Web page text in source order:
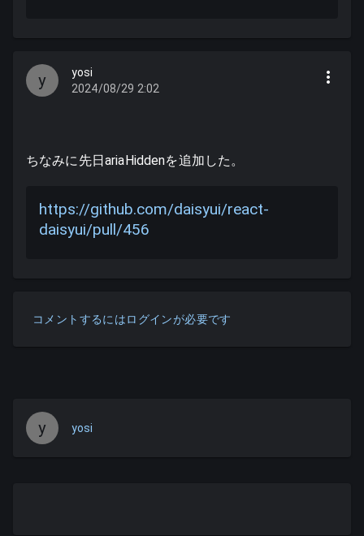
y
yosi
2024/08/29 2:02
ちなみに先日ariaHiddenを追加した。
https://github.com/daisyui/react-
daisyui/pull/456
コメントするにはログインが必要です
y yosi